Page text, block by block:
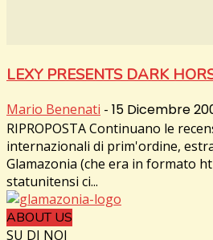
LEXY PRESENTS DARK
Mario Benenati - 15 Dicembre
RIPROPOSTA Continuano le
internazionali di prim'ordine,
Glamazonia (che era in formato
statunitensi ci...
ABOUT US
SU DI NOI